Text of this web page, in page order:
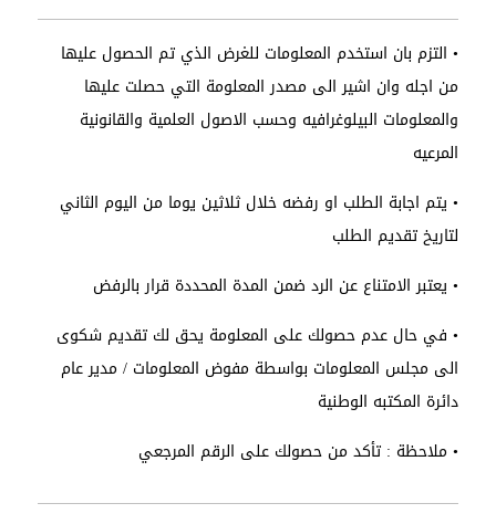
• التزم بان استخدم المعلومات للغرض الذي تم الحصول عليها
من اجله وان اشير الى مصدر المعلومة التي حصلت عليها
والمعلومات البيلوغرافيه وحسب الاصول العلمية والقانونية
المرعيه
• يتم اجابة الطلب او رفضه خلال ثلاثين يوما من اليوم الثاني
لتاريخ تقديم الطلب
• يعتبر الامتناع عن الرد ضمن المدة المحددة قرار بالرفض
• في حال عدم حصولك على المعلومة يحق لك تقديم شكوى
الى مجلس المعلومات بواسطة مفوض المعلومات / مدير عام
دائرة المكتبه الوطنية
• ملاحظة : تأكد من حصولك على الرقم المرجعي